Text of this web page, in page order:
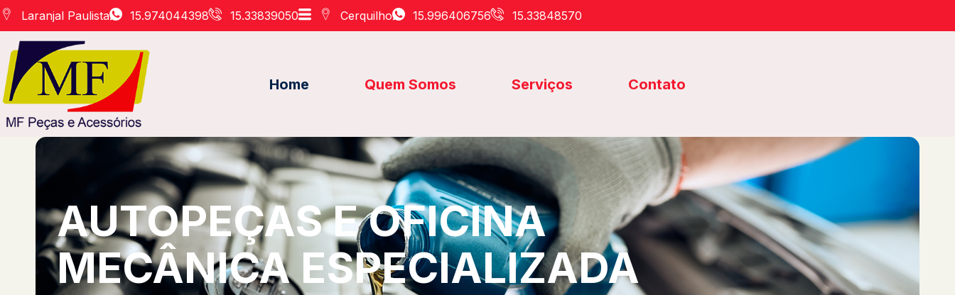
Laranjal Paulista 15.974044398 15.33839050 Cerquilho 15.996406756 15.33848570
Home Quem Somos Serviços Contato
AUTOPEÇAS E OFICINA
MECÂNICA ESPECIALIZADA